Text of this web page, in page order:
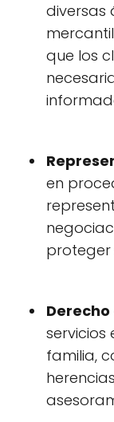
diversas
que los
en
proteger
servicios
familia,